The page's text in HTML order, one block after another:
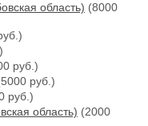
область) (8000
руб.)
руб.)
руб.)
область) (2000